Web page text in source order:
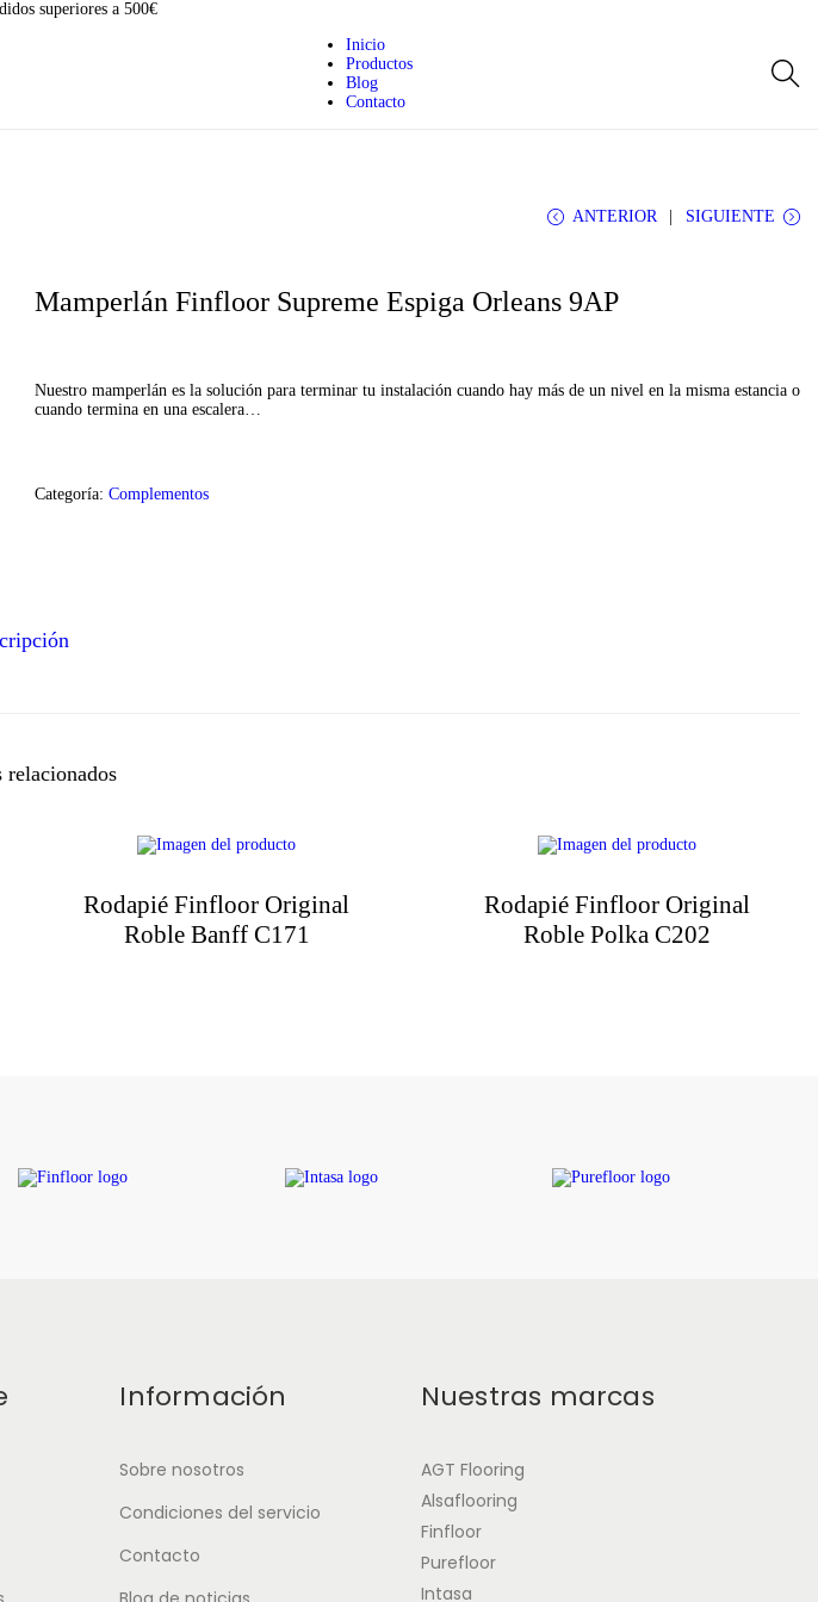
superiores a 500€
Inicio
Productos
Blog
Contacto
ANTERIOR SIGUIENTE
Mamperlán Finfloor Supreme Espiga Orleans 9AP
Nuestro mamperlán es la solución para terminar tu instalación cuando hay más de un nivel en la misma estancia o
cuando termina en una escalera…
Categoría: Complementos
relacionados
Rodapié Finfloor Original
Roble Banff C171
Rodapié Finfloor Original
Roble Polka C202
Información
Sobre nosotros
Condiciones del servicio
Contacto
Nuestras marcas
AGT Flooring
Alsaflooring
Finfloor
Purefloor
Intasa